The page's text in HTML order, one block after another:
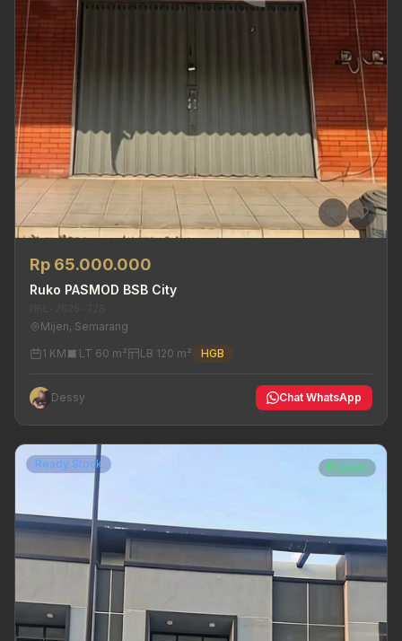
Rp 65.000.000
Ruko PASMOD BSB City
Mijen, Semarang
1 KM
LT 60 m² LB 120 m² HGB
Dessy Chat WhatsApp
Ready Stock Disewa